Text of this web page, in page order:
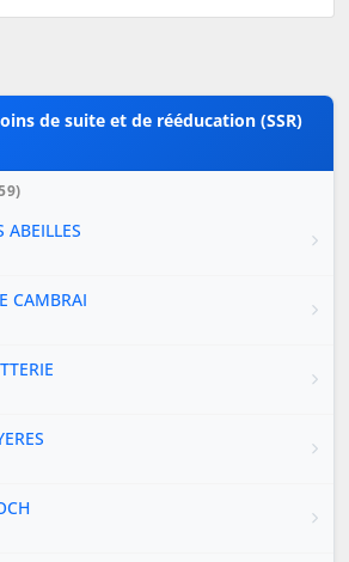
de suite et de rééducation (SSR)
ABEILLES
CAMBRAI